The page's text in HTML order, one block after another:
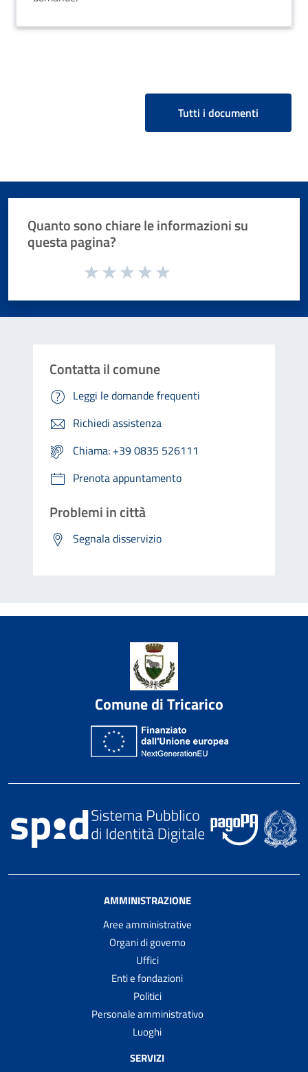
Tutti i documenti
Quanto sono chiare le informazioni su
questa pagina?
Valuta da 1 a 5 stelle la pagina
Contatta il comune
Leggi le domande frequenti
Richiedi assistenza
Chiama: +39 0835 526111
Prenota appuntamento
Problemi in città
Segnala disservizio
Comune di Tricarico
AMMINISTRAZIONE
Aree amministrative
Organi di governo
Uffici
Enti e fondazioni
Politici
Personale amministrativo
Luoghi
SERVIZI